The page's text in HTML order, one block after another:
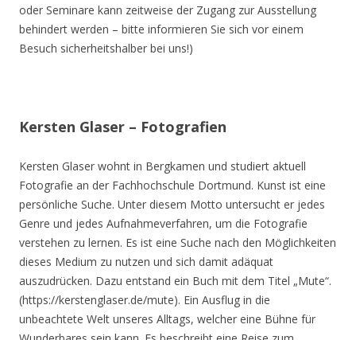
oder Seminare kann zeitweise der Zugang zur Ausstellung
behindert werden – bitte informieren Sie sich vor einem
Besuch sicherheitshalber bei uns!)
Kersten Glaser – Fotografien
Kersten Glaser wohnt in Bergkamen und studiert aktuell
Fotografie an der Fachhochschule Dortmund. Kunst ist eine
persönliche Suche. Unter diesem Motto untersucht er jedes
Genre und jedes Aufnahmeverfahren, um die Fotografie
verstehen zu lernen. Es ist eine Suche nach den Möglichkeiten
dieses Medium zu nutzen und sich damit adäquat
auszudrücken. Dazu entstand ein Buch mit dem Titel „Mute“.
(https://kerstenglaser.de/mute). Ein Ausflug in die
unbeachtete Welt unseres Alltags, welcher eine Bühne für